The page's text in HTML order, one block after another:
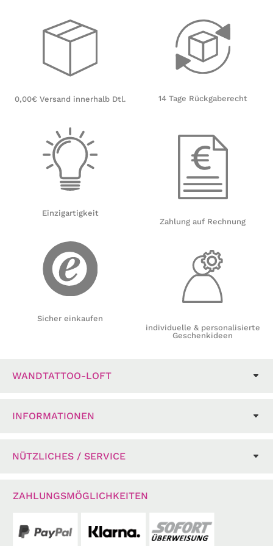
0,00€ Versand innerhalb Dtl.
Einzigartigkeit
Sicher einkaufen
14 Tage Rückgaberecht
Zahlung auf Rechnung
individuelle & personalisierte
Geschenkideen
WANDTATTOO-LOFT
INFORMATIONEN
NÜTZLICHES / SERVICE
ZAHLUNGSMÖGLICHKEITEN